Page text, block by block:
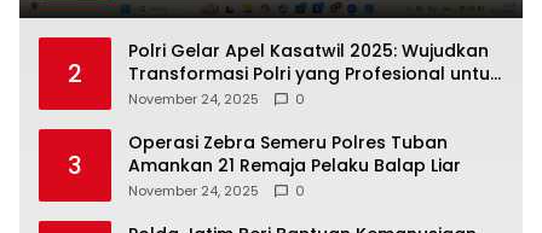
2
Polri Gelar Apel Kasatwil 2025: Wujudkan
Transformasi Polri yang Profesional untuk
Masyarakat
November 24, 2025 0
3
Operasi Zebra Semeru Polres Tuban
Amankan 21 Remaja Pelaku Balap Liar
November 24, 2025 0